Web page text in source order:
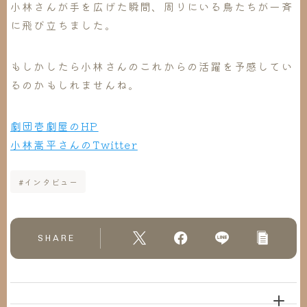
小林さんが手を広げた瞬間、周りにいる鳥たちが一斉
に飛び立ちました。
もしかしたら小林さんのこれからの活躍を予感してい
るのかもしれませんね。
劇団壱劇屋のHP
小林嵩平さんのTwitter
#インタビュー
SHARE